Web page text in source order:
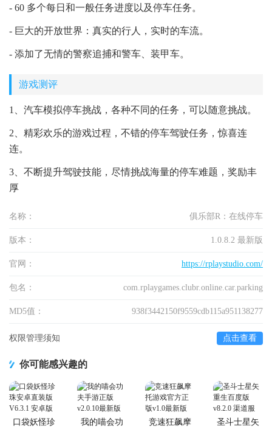
- 60 多个每日和一般任务进度以及停车任务。
- 巨大的开放世界：真实的行人，实时的车流。
- 添加了无情的警察追捕和警车、装甲车。
游戏测评
1、汽车模拟停车挑战，各种不同的任务，可以随意挑战。
2、精彩欢乐的游戏过程，不错的停车驾驶任务，惊喜连
连。
3、不断提升驾驶技能，尽情挑战海量的停车难题，奖励丰
厚
名称： 俱乐部R：在线停车
版本： 1.0.8.2 最新版
官网： https://rplaystudio.com/
包名： com.rplaygames.clubr.online.car.parking
MD5值： 938f3442150f9559cdb115a951138277
权限管理须知 点击查看
你可能感兴趣的
口袋妖怪珍
我的喵会功
竞速狂飙摩
圣斗士星矢